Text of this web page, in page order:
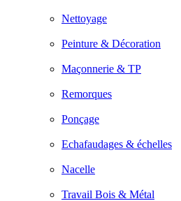
Nettoyage
Peinture & Décoration
Maçonnerie & TP
Remorques
Ponçage
Echafaudages & échelles
Nacelle
Travail Bois & Métal